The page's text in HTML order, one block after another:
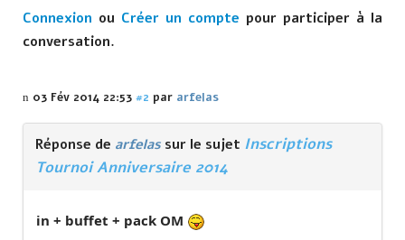
Connexion ou Créer un compte pour participer à la
conversation.
03 Fév 2014 22:53 #2 par arfelas
Réponse de arfelas sur le sujet Inscriptions
Tournoi Anniversaire 2014
in + buffet + pack OM